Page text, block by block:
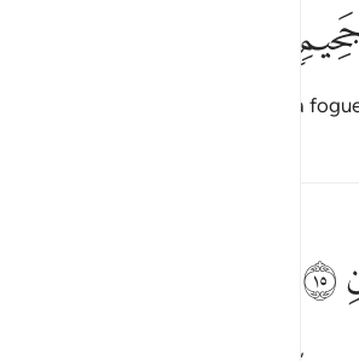
Por outra, os ignóbeis, irão para a
ﲇ
Em que entrarão, no Dia do Juízo,